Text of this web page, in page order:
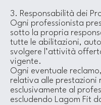
3. Responsabilità dei
Ogni professionista
sotto la propria
tutte le abilitazioni,
svolgere l’attività
vigente.
Ogni eventuale
relativa alle prestazioni
esclusivamente al
escludendo Lagom Fit